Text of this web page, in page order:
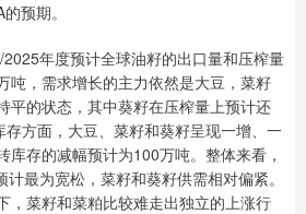
预期。
年度预计全球油籽的出口量和压榨量
吨，需求增长的主力依然是大豆，菜籽
平的状态，其中葵籽在压榨量上预计还
方面，大豆、菜籽和葵籽呈现一增、一
库存的减幅预计为100万吨。整体来看，
最为宽松，菜籽和葵籽供需相对偏紧。
，菜籽和菜粕比较难走出独立的上涨行